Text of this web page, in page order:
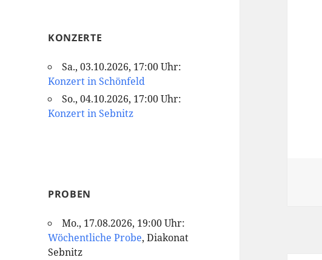
KONZERTE
Sa., 03.10.2026, 17:00 Uhr:
Konzert in Schönfeld
So., 04.10.2026, 17:00 Uhr:
Konzert in Sebnitz
PROBEN
Mo., 17.08.2026, 19:00 Uhr:
Wöchentliche Probe, Diakonat
Sebnitz